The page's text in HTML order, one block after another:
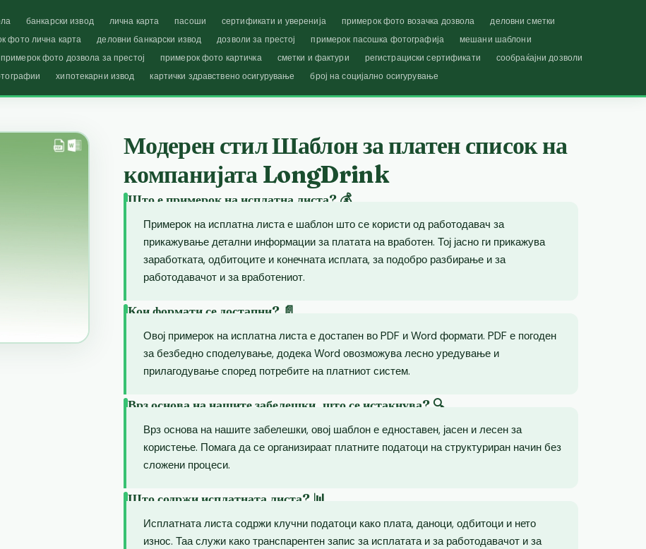
банкарски извод лична карта пасоши сертификати и уверенија примерок фото возачка дозвола
деловни сметки
фото лична карта деловни банкарски извод дозволи за престој примерок пасошка фотографија
мешани шаблони
примерок фото дозвола за престој примерок фото картичка сметки и фактури регистрациски сертификати
сообраќајни дозволи
хипотекарни извод картички здравствено осигурување број на социјално осигурување
Модерен стил Шаблон за платен список на
компанијата LongDrink
Што е примерок на исплатна листа? 💰
Примерок на исплатна листа е шаблон што се користи од работодавач за
прикажување детални информации за платата на вработен. Тој јасно ги прикажува
заработката, одбитоците и конечната исплата, за подобро разбирање и за
работодавачот и за вработениот.
Кои формати се достапни? 📄
Овој примерок на исплатна листа е достапен во PDF и Word формати. PDF е погоден
за безбедно споделување, додека Word овозможува лесно уредување и
прилагодување според потребите на платниот систем.
Врз основа на нашите забелешки, што се истакнува? 🔍
Врз основа на нашите забелешки, овој шаблон е едноставен, јасен и лесен за
користење. Помага да се организираат платните податоци на структуриран начин без
сложени процеси.
Што содржи исплатната листа? 📊
Исплатната листа содржи клучни податоци како плата, даноци, одбитоци и нето
износ. Таа служи како транспарентен запис за исплатата и за работодавачот и за